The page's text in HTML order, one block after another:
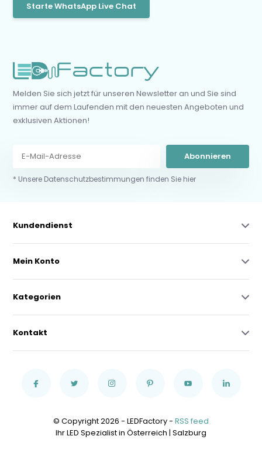
Starte WhatsApp Live Chat
Melden Sie sich jetzt für unseren Newsletter an und Sie sind
immer auf dem Laufenden mit den neuesten Angeboten und
exklusiven Aktionen!
Abonnieren
* Unsere Datenschutzbestimmungen finden Sie hier
Kundendienst
Mein Konto
Kategorien
Kontakt
© Copyright 2026 - LEDFactory - RSS feed
Ihr LED Spezialist in Österreich | Salzburg